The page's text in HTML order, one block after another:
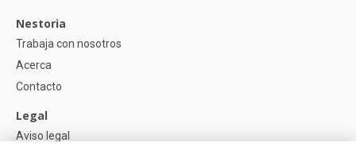
Nestoria
Trabaja con nosotros
Acerca
Contacto
Legal
Aviso legal